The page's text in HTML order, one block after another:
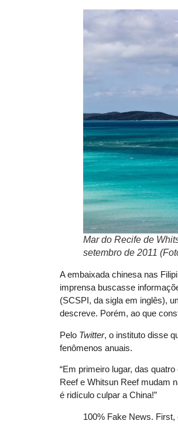
Mar do Recife de
setembro de 2011
A embaixada chinesa nas
imprensa buscasse
(SCSPI, da sigla em inglês),
descreve. Porém, ao que
Pelo Twitter, o instituto disse
fenômenos anuais.
“Em primeiro lugar, das
Reef e Whitsun Reef mudam
é ridículo culpar a China!”
100% Fake News. First,